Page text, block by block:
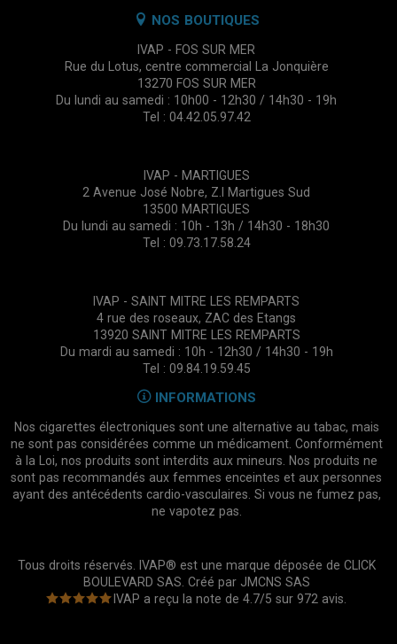
NOS BOUTIQUES
IVAP - FOS SUR MER
Rue du Lotus, centre commercial La Jonquière
13270 FOS SUR MER
Du lundi au samedi : 10h00 - 12h30 / 14h30 - 19h
Tel : 04.42.05.97.42
IVAP - MARTIGUES
2 Avenue José Nobre, Z.I Martigues Sud
13500 MARTIGUES
Du lundi au samedi : 10h - 13h / 14h30 - 18h30
Tel : 09.73.17.58.24
IVAP - SAINT MITRE LES REMPARTS
4 rue des roseaux, ZAC des Etangs
13920 SAINT MITRE LES REMPARTS
Du mardi au samedi : 10h - 12h30 / 14h30 - 19h
Tel : 09.84.19.59.45
INFORMATIONS
Nos cigarettes électroniques sont une alternative au tabac, mais
ne sont pas considérées comme un médicament. Conformément
à la Loi, nos produits sont interdits aux mineurs. Nos produits ne
sont pas recommandés aux femmes enceintes et aux personnes
ayant des antécédents cardio-vasculaires. Si vous ne fumez pas,
ne vapotez pas.
Tous droits réservés. IVAP® est une marque déposée de CLICK
BOULEVARD SAS. Créé par JMCNS SAS
IVAP a reçu la note de4.7/5 sur972 avis.